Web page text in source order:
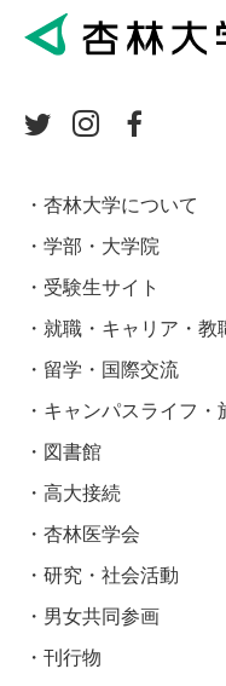
杏林大学について
学部・大学院
受験生サイト
就職・キャリア・教
留学・国際交流
キャンパスライフ・
図書館
高大接続
杏林医学会
研究・社会活動
男女共同参画
刊行物